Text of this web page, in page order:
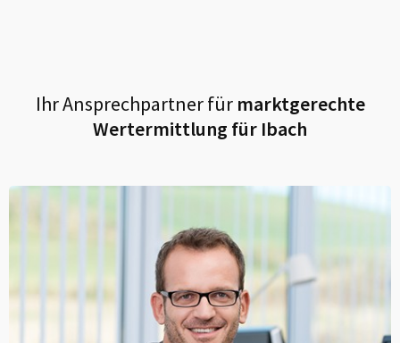
Ihr Ansprechpartner fürmarktgerechte
Wertermittlung für Ibach